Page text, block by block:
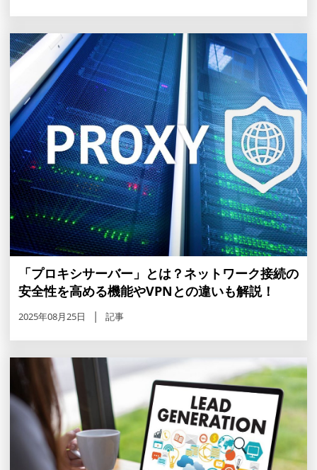
「プロキシサーバー」とは？ネットワーク接続の
安全性を高める機能やVPNとの違いも解説！
2025年08月25日 記事